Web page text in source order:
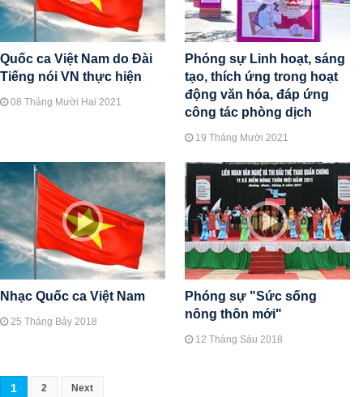
Quốc ca Việt Nam do Đài
Tiếng nói VN thực hiện
08 Tháng Mười Hai 2021
Phóng sự Linh hoạt, sáng
tạo, thích ứng trong hoạt
động văn hóa, đáp ứng
công tác phòng dịch
19 Tháng Mười 2021
Nhạc Quốc ca Việt Nam
25 Tháng Bảy 2018
Phóng sự "Sức sống
nông thôn mới"
12 Tháng Sáu 2018
1 2 Next